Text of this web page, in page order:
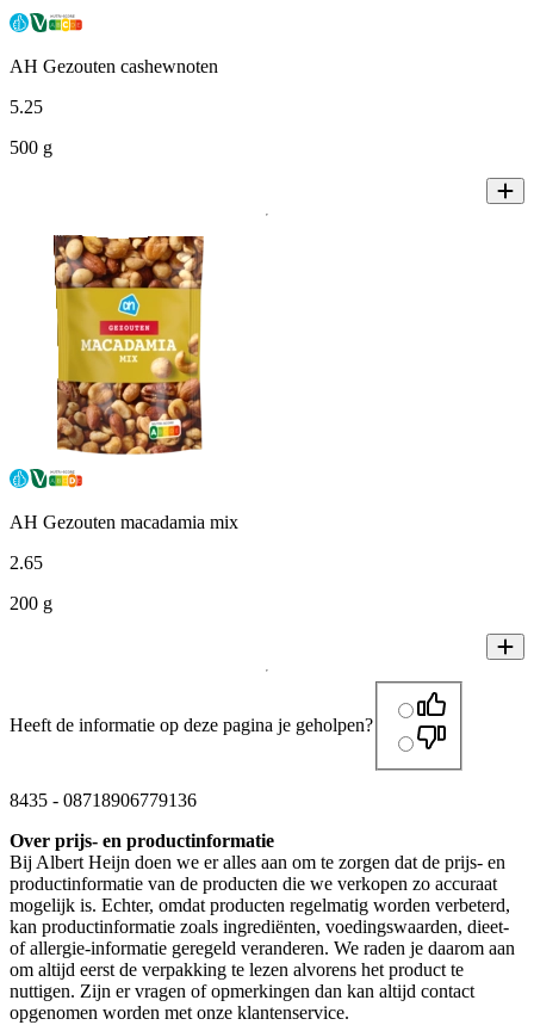
AH Gezouten cashewnoten
5.25
500 g
AH Gezouten macadamia mix
2.65
200 g
Heeft de informatie op deze pagina je geholpen?
8435 - 08718906779136
Over prijs- en productinformatie
Bij Albert Heijn doen we er alles aan om te zorgen dat de prijs- en
productinformatie van de producten die we verkopen zo accuraat
mogelijk is. Echter, omdat producten regelmatig worden verbeterd,
kan productinformatie zoals ingrediënten, voedingswaarden, dieet-
of allergie-informatie geregeld veranderen. We raden je daarom aan
om altijd eerst de verpakking te lezen alvorens het product te
nuttigen. Zijn er vragen of opmerkingen dan kan altijd contact
opgenomen worden met onze klantenservice.